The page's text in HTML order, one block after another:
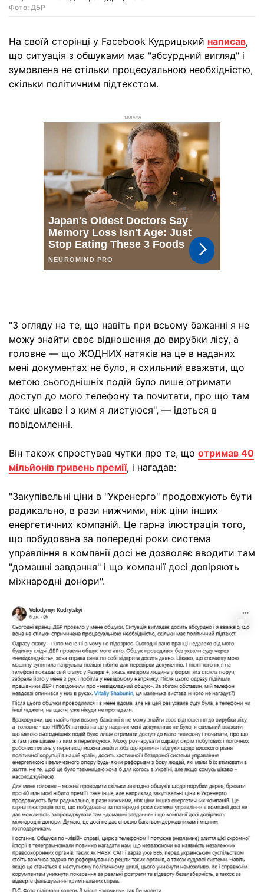
Фото: ДБР
На своїй сторінці у Facebook Кудрицький написав,
що ситуація з обшуками має "абсурдний вигляд" і
зумовлена не стільки процесуальною необхідністю,
скільки політичним підтекстом.
РЕКЛАМА
"З огляду на те, що навіть при всьому бажанні я не
можу знайти своє відношення до вирубки лісу, а
головне — що ЖОДНИХ натяків на це в наданих
мені документах не було, я схильний вважати, що
метою сьогоднішніх подій було лише отримати
доступ до мого телефону та почитати, про що там
таке цікаве і з ким я листуюся", — ідеться в
повідомленні.
Він також спростував чутки про те, що отримав 40
мільйонів гривень премії, і нагадав:
"Закупівельні ціни в "Укренерго" продовжують бути
радикально, в рази нижчими, ніж ціни інших
енергетичних компаній. Це гарна ілюстрація того,
що побудована за попередні роки система
управління в компанії досі не дозволяє вводити там
"домашні завдання" і що компанії досі довіряють
міжнародні донори".